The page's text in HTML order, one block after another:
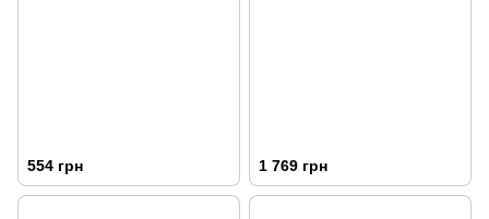
554 грн 1 769 грн